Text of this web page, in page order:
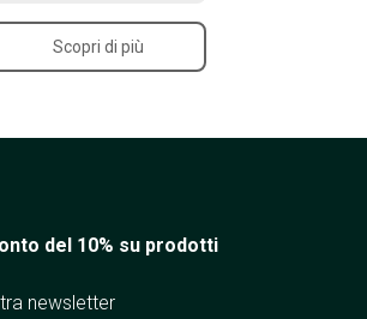
Scopri di più
del 10% su prodotti
newsletter